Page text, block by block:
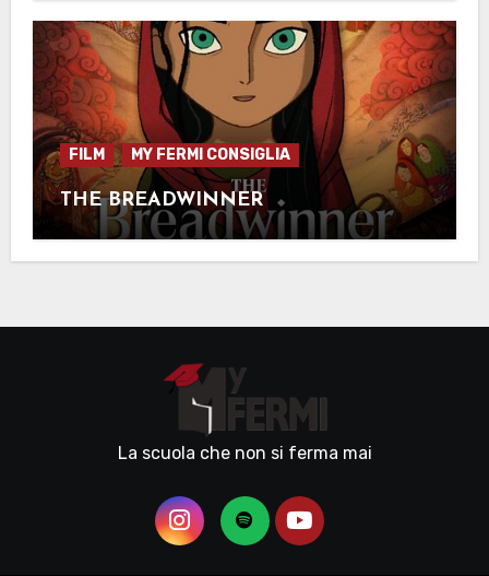
FILM MY FERMI CONSIGLIA
THE BREADWINNER
La scuola che non si ferma mai